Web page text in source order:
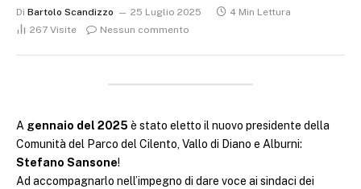
Di Bartolo Scandizzo 25 Luglio 2025
4 Min Lettura
267 Visite Nessun commento
A gennaio del 2025 è stato eletto il nuovo presidente della
Comunità del Parco del Cilento, Vallo di Diano e Alburni:
Stefano Sansone!
Ad accompagnarlo nell’impegno di dare voce ai sindaci dei